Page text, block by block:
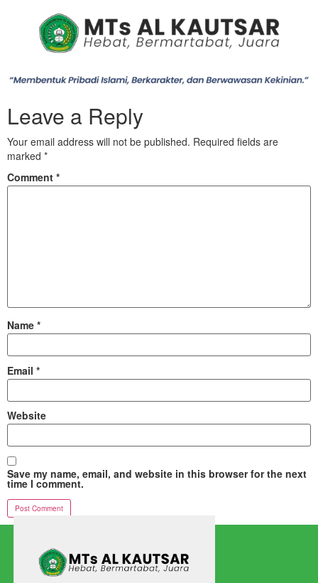
Leave a Reply
Your email address will not be published. Required fields are
marked *
Comment *
Name *
Email *
Website
Save my name, email, and website in this browser for the next
time I comment.